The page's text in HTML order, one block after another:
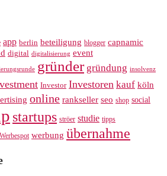
app berlin beteiligung blogger capnamic
digital digitalisierung event
gründer gründung insolvenz
Investor Investoren kauf köln
online rankseller seo shop social
startups ströer studie tipps
Werbespot werbung übernahme